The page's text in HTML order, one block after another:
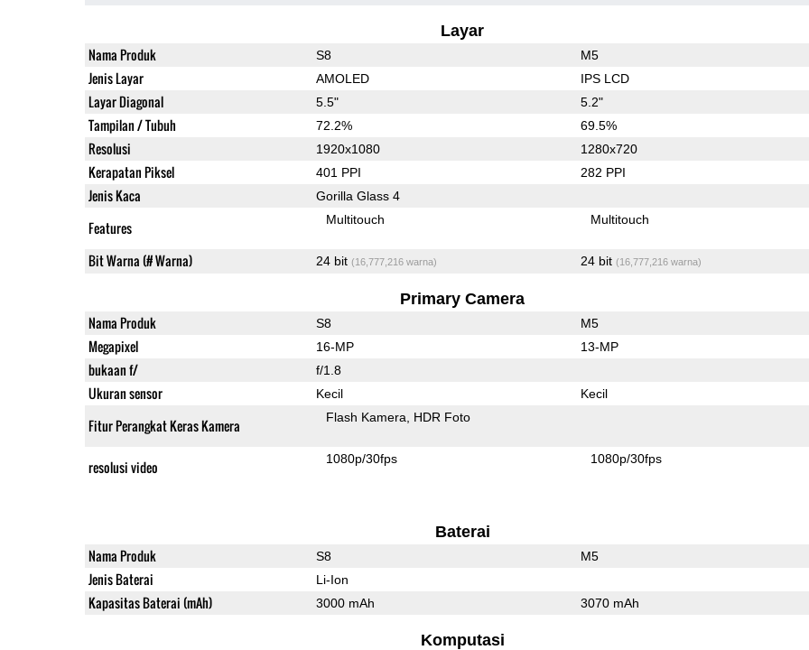
Layar
Nama Produk S8 M5
Jenis Layar AMOLED IPS LCD
Layar Diagonal 5.5" 5.2"
Tampilan / Tubuh 72.2% 69.5%
Resolusi 1920x1080 1280x720
Kerapatan Piksel 401 PPI 282 PPI
Jenis Kaca Gorilla Glass 4
Features Multitouch Multitouch
Bit Warna (# Warna) 24 bit (16,777,216 warna) 24 bit (16,777,216 warna)
Primary Camera
Nama Produk S8 M5
Megapixel 16-MP 13-MP
bukaan f/ f/1.8
Ukuran sensor Kecil Kecil
Fitur Perangkat Keras Kamera Flash Kamera HDR Foto
resolusi video 1080p/30fps 1080p/30fps
Baterai
Nama Produk S8 M5
Jenis Baterai Li-Ion
Kapasitas Baterai (mAh) 3000 mAh 3070 mAh
Komputasi